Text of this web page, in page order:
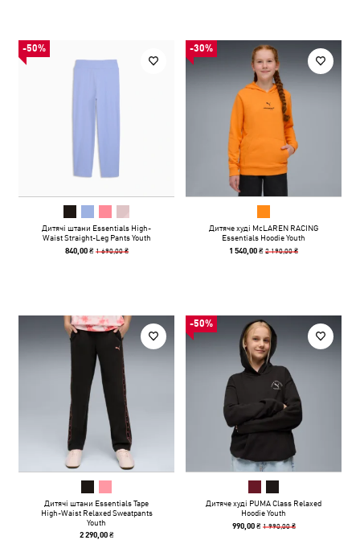
-50%
Дитячі штани Essentials High-
Waist Straight-Leg Pants Youth
840,00 ₴ 1 690,00 ₴
-30%
Дитяче худі McLAREN RACING
Essentials Hoodie Youth
1 540,00 ₴2 190,00 ₴
Дитячі штани Essentials Tape
High-Waist Relaxed Sweatpants
Youth
2 290,00 ₴
-50%
Дитяче худі PUMA Class Relaxed
Hoodie Youth
990,00 ₴ 1 990,00 ₴